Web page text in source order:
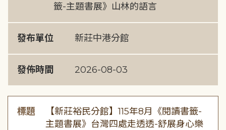
籤-主題書展》山林的語言
發布單位 新莊中港分館
發佈時間 2026-08-03
標題
【新莊裕民分館】115年8月《閱讀書籤-
主題書展》台灣四處走透透-舒展身心樂